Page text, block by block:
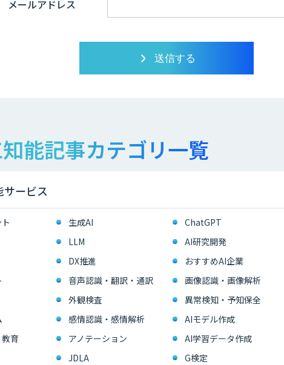
メールアドレス
能記事カテゴリ一覧
ービス
生成AI ChatGPT
LLM AI研究開発
DX推進 おすすめAI企業
音声認識・翻訳・通訳 画像認識・画像解析
外観検査 異常検知・予知保全
感情認識・感情解析 AIモデル作成
育
アノテーション AI学習データ作成
JDLA G検定